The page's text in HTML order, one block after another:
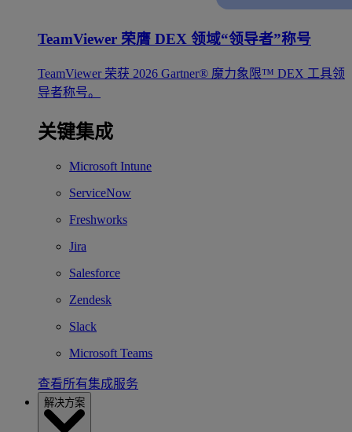
TeamViewer 荣膺 DEX 领域“领导者”称号
TeamViewer 荣获 2026 Gartner® 魔力象限™ DEX 工具领
导者称号。
关键集成
Microsoft Intune
ServiceNow
Freshworks
Jira
Salesforce
Zendesk
Slack
Microsoft Teams
查看所有集成服务
解决方案